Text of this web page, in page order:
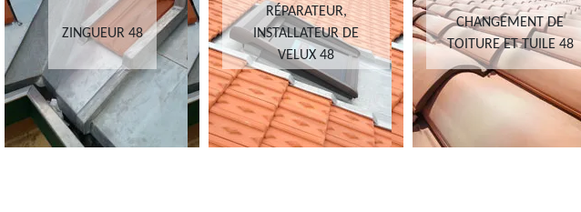
ZINGUEUR 48
RÉPARATEUR,
INSTALLATEUR DE
VELUX 48
CHANGEMENT DE
TOITURE ET TUILE 48